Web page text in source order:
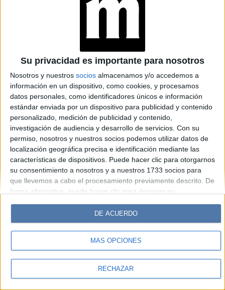
Su privacidad es importante para nosotros
Nosotros y nuestros socios almacenamos y/o accedemos a
información en un dispositivo, como cookies, y procesamos
datos personales, como identificadores únicos e información
estándar enviada por un dispositivo para publicidad y contenido
personalizado, medición de publicidad y contenido,
investigación de audiencia y desarrollo de servicios. Con su
permiso, nosotros y nuestros socios podemos utilizar datos de
localización geográfica precisa e identificación mediante las
características de dispositivos. Puede hacer clic para otorgarnos
su consentimiento a nosotros y a nuestros 1733 socios para
que llevemos a cabo el procesamiento previamente descrito. De
forma alternativa, puede hacer clic para denegar su
cambiar sus preferencias antes de otorgar su consentimiento.
Tenga en cuenta que algún procesamiento de sus datos
personales puede no requerir de su consentimiento, pero usted
tiene el derecho de rechazar tal procesamiento. Sus
sus preferencias o retirar su consentimiento en cualquier
MÁS OPCIONES
RECHAZAR
DE ACUERDO
Caras Noticias
Hombre
Parabrisas
Look
Luz Mía Lunateen Break BATimes
© Perfil.com 2006-2019 - Todos los derechos reservados
Registro de Propiedad Intelectual: Nro. 5346433